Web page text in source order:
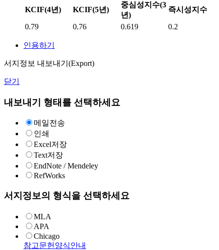
KCIF(4년)
KCIF(5년)
중심성지수(3
년)
즉시성지수
0.79 0.76 0.619 0.2
인용하기
서지정보 내보내기(Export)
닫기
내보내기 형태를 선택하세요
메일전송
인쇄
Excel저장
Text저장
EndNote / Mendeley
RefWorks
서지정보의 형식을 선택하세요
MLA
APA
Chicago
참고문헌양식안내